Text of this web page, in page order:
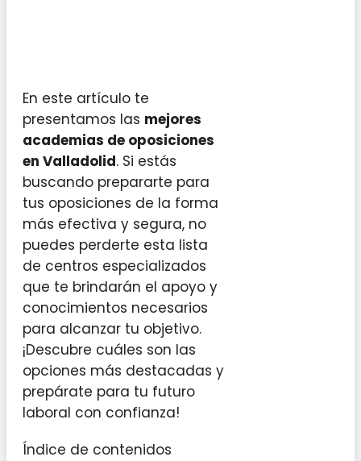
En este artículo te
presentamos las mejores
academias de oposiciones
en Valladolid. Si estás
buscando prepararte para
tus oposiciones de la forma
más efectiva y segura, no
puedes perderte esta lista
de centros especializados
que te brindarán el apoyo y
conocimientos necesarios
para alcanzar tu objetivo.
¡Descubre cuáles son las
opciones más destacadas y
prepárate para tu futuro
laboral con confianza!
Índice de contenidos